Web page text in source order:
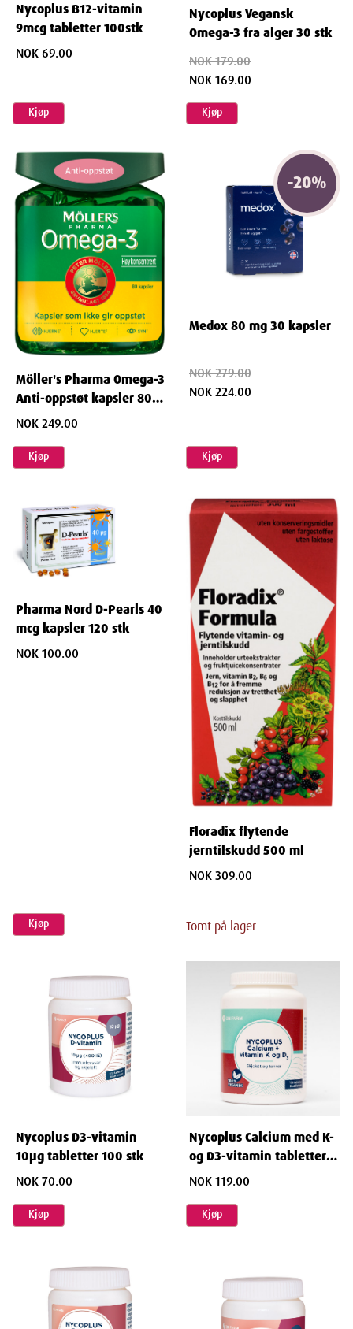
Nycoplus B12-vitamin
9mcg tabletter 100stk
NOK 69.00
Kjøp
Nycoplus Vegansk
Omega-3 fra alger 30 stk
NOK 179.00
NOK 169.00
Kjøp
Möller's Pharma Omega-3
Anti-oppstøt kapsler 80
stk.
NOK 249.00
Kjøp
-20%
Medox 80 mg 30 kapsler
NOK 279.00
NOK 224.00
Kjøp
Pharma Nord D-Pearls 40
mcg kapsler 120 stk
NOK 100.00
Kjøp
Floradix flytende
jerntilskudd 500 ml
NOK 309.00
Tomt på lager
Nycoplus D3-vitamin
10µg tabletter 100 stk
NOK 70.00
Kjøp
Nycoplus Calcium med K-
og D3-vitamin tabletter
100stk
NOK 119.00
Kjøp